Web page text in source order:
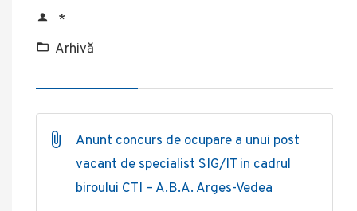
*
Arhivă
Anunt concurs de ocupare a unui post
vacant de specialist SIG/IT in cadrul
biroului CTI – A.B.A. Arges-Vedea